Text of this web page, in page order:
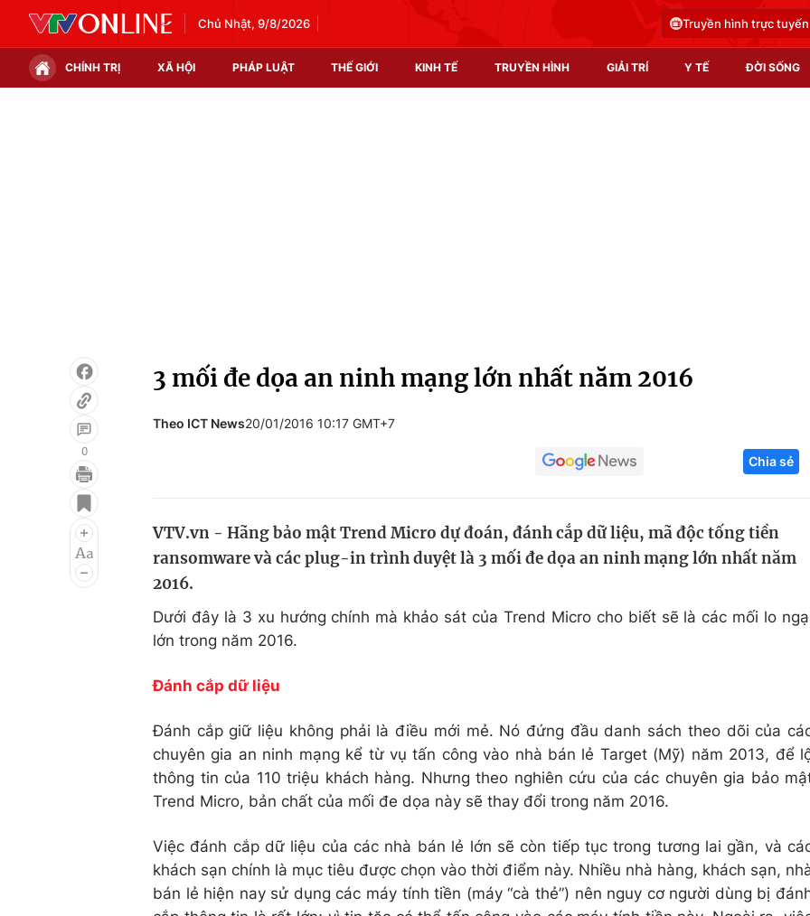
Chủ Nhật, 9/8/2026 Truyền hình trực tuyến
CHÍNH TRỊ XÃ HỘI PHÁP LUẬT THẾ GIỚI KINH TẾ TRUYỀN HÌNH GIẢI TRÍ Y TẾ ĐỜI SỐNG
Điện ảnh
Âm nhạc
Du lịch
Làm đẹp
Tuyển sinh
Học trực tuyến
Hitech Công
Sản phẩm
0
3 mối đe dọa an ninh mạng lớn nhất năm 2016
Theo ICT News20/01/2016 10:17 GMT+7
Chia sẻ
VTV.vn - Hãng bảo mật Trend Micro dự đoán, đánh cắp dữ liệu, mã độc tống tiền
ransomware và các plug-in trình duyệt là 3 mối đe dọa an ninh mạng lớn nhất năm
2016.
Dưới đây là 3 xu hướng chính mà khảo sát của Trend Micro cho biết sẽ là các mối lo
lớn trong năm 2016.
Đánh cắp dữ liệu
Đánh cắp giữ liệu không phải là điều mới mẻ. Nó đứng đầu danh sách theo dõi của
chuyên gia an ninh mạng kể từ vụ tấn công vào nhà bán lẻ Target (Mỹ) năm 2013, để
thông tin của 110 triệu khách hàng. Nhưng theo nghiên cứu của các chuyên gia bảo
Trend Micro, bản chất của mối đe dọa này sẽ thay đổi trong năm 2016.
Việc đánh cắp dữ liệu của các nhà bán lẻ lớn sẽ còn tiếp tục trong tương lai gần, và
khách sạn chính là mục tiêu được chọn vào thời điểm này. Nhiều nhà hàng, khách sạn,
bán lẻ hiện nay sử dụng các máy tính tiền (máy “cà thẻ”) nên nguy cơ người dùng bị